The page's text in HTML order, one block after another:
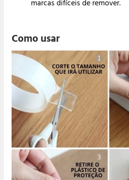
marcas difíceis de remover.
Como usar